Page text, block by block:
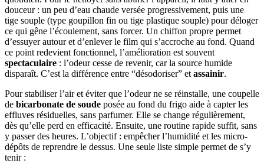
douceur : un peu d’eau chaude versée progressivement, puis une
tige souple (type goupillon fin ou tige plastique souple) pour déloger
ce qui gêne l’écoulement, sans forcer. Un chiffon propre permet
d’essuyer autour et d’enlever le film qui s’accroche au fond. Quand
ce point redevient fonctionnel, l’amélioration est souvent
spectaculaire : l’odeur cesse de revenir, car la source humide
disparaît. C’est la différence entre “désodoriser” et assainir.
Pour stabiliser l’air et éviter que l’odeur ne se réinstalle, une coupelle
de bicarbonate de soude posée au fond du frigo aide à capter les
effluves résiduelles, sans parfumer. Elle se change régulièrement,
dès qu’elle perd en efficacité. Ensuite, une routine rapide suffit, sans
y passer des heures. L’objectif : empêcher l’humidité et les micro-
dépôts de reprendre le dessus. Une seule liste simple permet de s’y
tenir :